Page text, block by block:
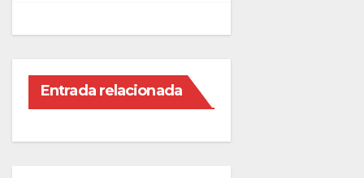
Entrada relacionada